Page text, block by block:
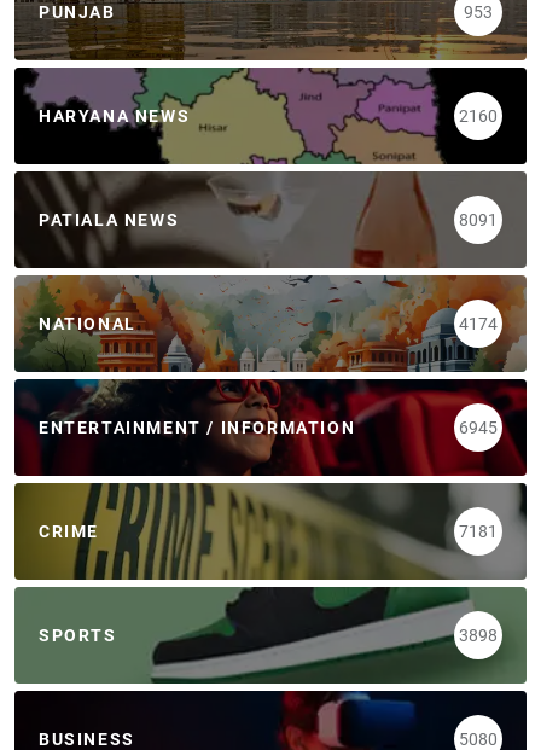
PUNJAB 953
HARYANA NEWS 2160
PATIALA NEWS 8091
NATIONAL 4174
ENTERTAINMENT / INFORMATION 6945
CRIME 7181
SPORTS 3898
BUSINESS 5080